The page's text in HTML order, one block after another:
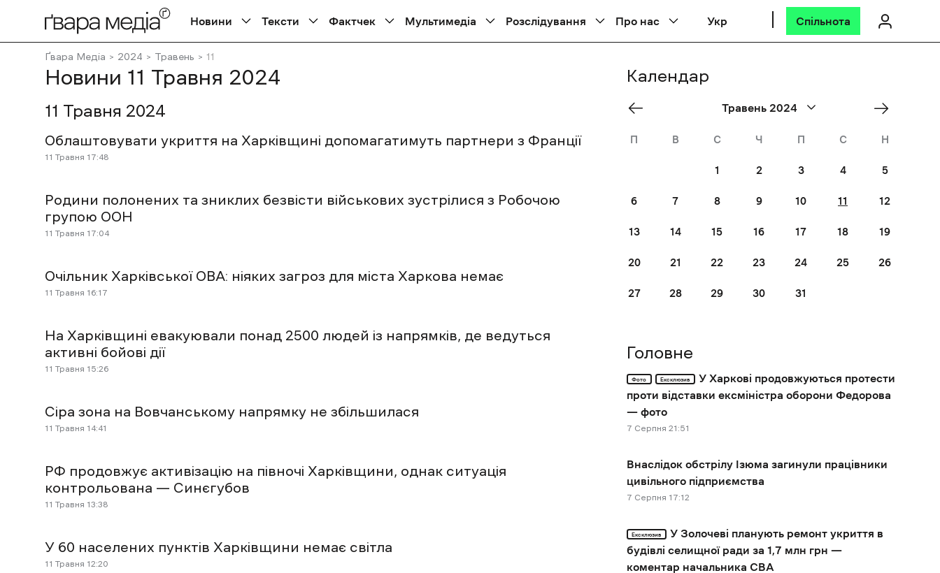
Новини Тексти Фактчек Мультимедіа Розслідування Про нас Укр Спільнота
Ґвара Медіа 2024 Травень 11
Новини 11 Травня 2024
11 Травня 2024
Облаштовувати укриття на Харківщині допомагатимуть партнери з Франції
11 Травня 17:48
Родини полонених та зниклих безвісти військових зустрілися з Робочою
групою ООН
11 Травня 17:04
Очільник Харківської ОВА: ніяких загроз для міста Харкова немає
11 Травня 16:17
На Харківщині евакуювали понад 2500 людей із напрямків, де ведуться
активні бойові дії
11 Травня 15:26
Сіра зона на Вовчанському напрямку не збільшилася
11 Травня 14:41
РФ продовжує активізацію на півночі Харківщини, однак ситуація
контрольована — Синєгубов
11 Травня 13:38
У 60 населених пунктів Харківщини немає світла
11 Травня 12:20
Календар
Травень 2024
П В С Ч П С Н
1 2 3 4 5
6 7 8 9 10 11 12
13 14 15 16 17 18 19
20 21 22 23 24 25 26
27 28 29 30 31
«
Квіт
Jun
»
Головне
Фото Ексклюзив
У Харкові продовжуються протести
проти відставки ексміністра оборони Федорова
— фото
7 Cерпня 21:51
Внаслідок обстрілу Ізюма загинули працівники
цивільного підприємства
7 Cерпня 17:12
Ексклюзив
У Золочеві планують ремонт укриття в
будівлі селищної ради за 1,7 млн грн —
коментар начальника СВА